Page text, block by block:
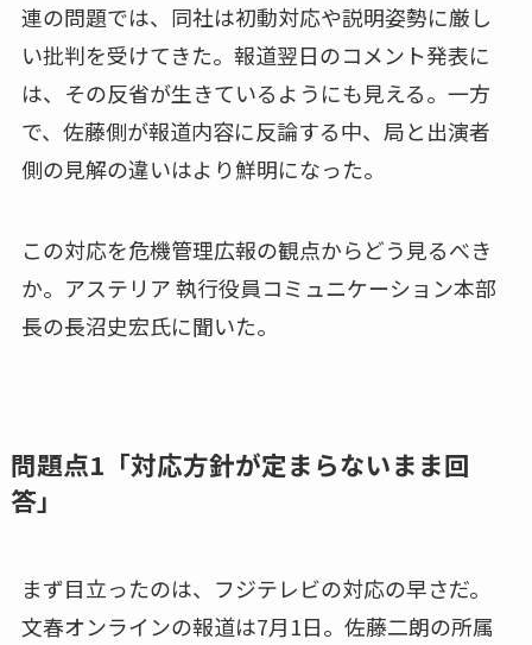
連の問題では、同社は初動対応や説明姿勢に厳し
い批判を受けてきた。報道翌日のコメント発表に
は、その反省が生きているようにも見える。一方
で、佐藤側が報道内容に反論する中、局と出演者
側の見解の違いはより鮮明になった。
この対応を危機管理広報の観点からどう見るべき
か。アステリア 執行役員コミュニケーション本部
長の長沼史宏氏に聞いた。
問題点1「対応方針が定まらないまま回
答」
まず目立ったのは、フジテレビの対応の早さだ。
文春オンラインの報道は7月1日。佐藤二朗の所属